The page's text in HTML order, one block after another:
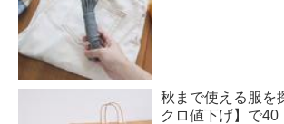
秋まで使える服を
クロ値下げ】で40